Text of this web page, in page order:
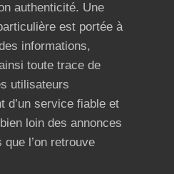
authenticité. Une
est portée à
informations,
toute trace de
utilisateurs
d’un service fiable et
loin des annonces
que l’on retrouve